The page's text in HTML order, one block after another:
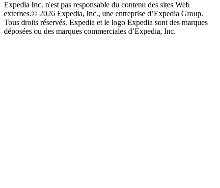
Expedia Inc. n'est pas responsable du contenu des sites Web
externes.© 2026 Expedia, Inc., une entreprise d’Expedia Group.
Tous droits réservés. Expedia et le logo Expedia sont des marques
déposées ou des marques commerciales d’Expedia, Inc.